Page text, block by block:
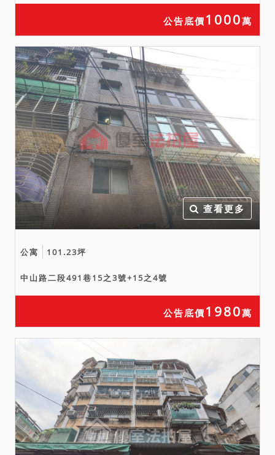
賣標的內之動產，因屋內動
產並不在拍賣範圍內，如拍
定後仍遺留有價值之遺留物
在現場，法院尚須依強制執
行法第１００條之規定命拍
定人保管遺留物、拍照、造
具遺留物清冊陳報法院、限
期債務人領回、鑑價、詢
價、拍賣等，需耗費相當時
日，亦請投標人注意。
七、本拍賣公告所載不動產
面積，係以查封時之謄本為
依據，如地政機關於查封後
實施重測，則其面積應以重
他關係人，均不得以重測後
面積與公告不符，聲請增減
價金或撤銷拍賣。
八、法院於實施不動產勘測
特殊情事，例如海砂屋、輻
射屋、地震受創、火災受
損、嚴重漏水、建物內有非
自然死亡等，囑請相關人員
至現場查看，並且將調查結
果載明於上揭使用情形欄，
公告底價 1000萬
查看更多
公寓 101.23坪
中山路二段491巷15之3號+15之4號
公告底價 1980萬